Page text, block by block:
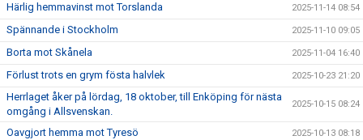
Härlig hemmavinst mot Torslanda 2025-11-14 08:54
Spännande i Stockholm 2025-11-10 09:05
Borta mot Skånela 2025-11-04 16:40
Förlust trots en grym fösta halvlek 2025-10-23 21:20
Herrlaget åker på lördag, 18 oktober, till Enköping för nästa
omgång i Allsvenskan.
2025-10-15 08:24
Oavgjort hemma mot Tyresö 2025-10-13 08:18